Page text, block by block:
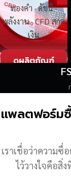
ทองคำ · ดัชนี ·
พลังงาน · CFD สกุล
เงิน
ดูผลิตภัณฑ์
แพลตฟอร์ม
เราเชื่อว่าความซื่
ไว้วางใจคือสิ่